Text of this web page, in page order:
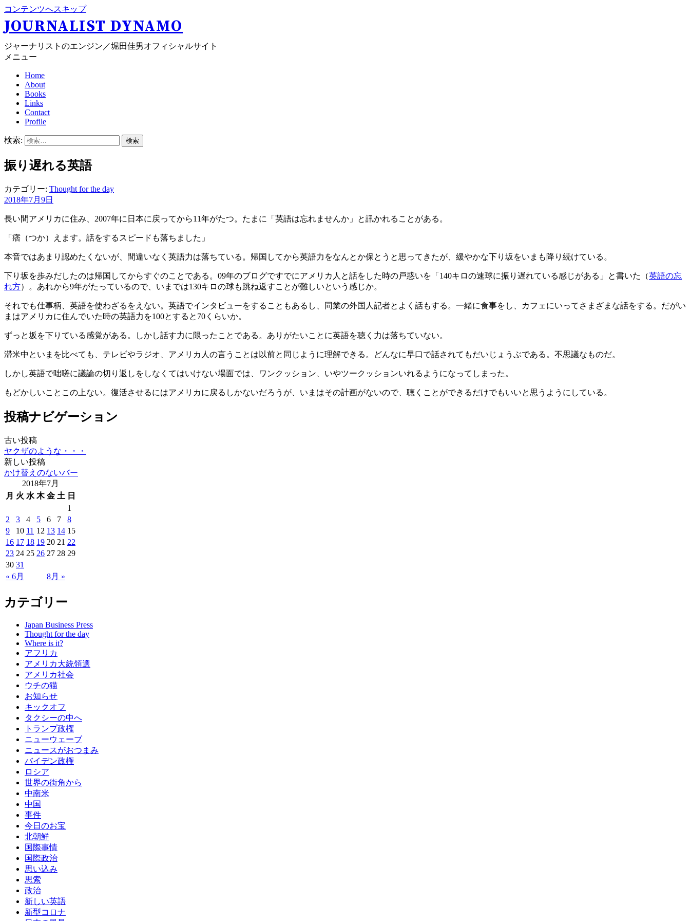
コンテンツへスキップ
JOURNALIST DYNAMO
ジャーナリストのエンジン／堀田佳男オフィシャルサイト
メニュー
Home
About
Books
Links
Contact
Profile
検索:
振り遅れる英語
カテゴリー: Thought for the day
2018年7月9日
長い間アメリカに住み、2007年に日本に戻ってから11年がたつ。たまに「英語は忘れませんか」と訊かれることがある。
「痞（つか）えます。話をするスピードも落ちました」
本音ではあまり認めたくないが、間違いなく英語力は落ちている。帰国してから英語力をなんとか保とうと思ってきたが、緩やかな下り坂をいまも降り続けている。
下り坂を歩みだしたのは帰国してからすぐのことである。09年のブログですでにアメリカ人と話をした時の戸惑いを「140キロの速球に振り遅れている感じがある」と書いた（英語の忘
れ方）。あれから9年がたっているので、いまでは130キロの球も跳ね返すことが難しいという感じか。
それでも仕事柄、英語を使わざるをえない。英語でインタビューをすることもあるし、同業の外国人記者とよく話もする。一緒に食事をし、カフェにいってさまざまな話をする。だがい
まはアメリカに住んでいた時の英語力を100とすると70くらいか。
ずっと坂を下りている感覚がある。しかし話す力に限ったことである。ありがたいことに英語を聴く力は落ちていない。
滞米中といまを比べても、テレビやラジオ、アメリカ人の言うことは以前と同じように理解できる。どんなに早口で話されてもだいじょうぶである。不思議なものだ。
しかし英語で咄嗟に議論の切り返しをしなくてはいけない場面では、ワンクッション、いやツークッションいれるようになってしまった。
もどかしいことこの上ない。復活させるにはアメリカに戻るしかないだろうが、いまはその計画がないので、聴くことができるだけでもいいと思うようにしている。
投稿ナビゲーション
古い投稿
ヤクザのような・・・
新しい投稿
かけ替えのないバー
2018年7月
月 火 水 木 金 土 日
« 6月 8月 »
1
2
3 4 5 6 7
8
9
10 11 12 13 14 15
16 17 18 19 20 21 22
23 24 25 26 27 28 29
30 31
カテゴリー
Japan Business Press
Thought for the day
Where is it?
アフリカ
アメリカ大統領選
アメリカ社会
ウチの猫
お知らせ
キックオフ
タクシーの中へ
トランプ政権
ニューウェーブ
ニュースがおつまみ
バイデン政権
ロシア
世界の街角から
中南米
中国
事件
今日のお宝
北朝鮮
国際事情
国際政治
思い込み
思索
政治
新しい英語
新型コロナ